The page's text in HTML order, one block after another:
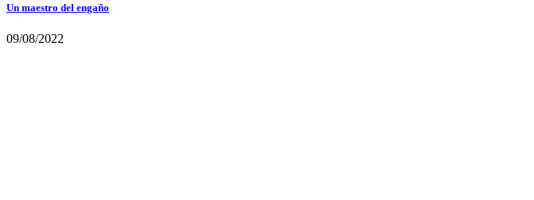
Un maestro del engaño
09/08/2022